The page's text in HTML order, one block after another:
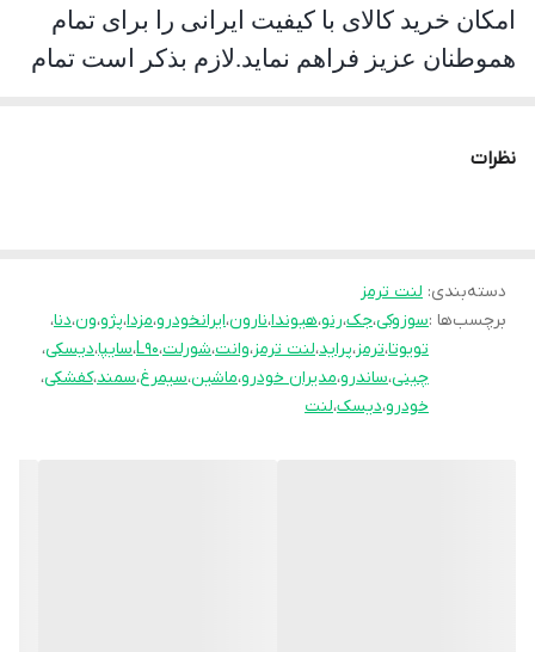
امکان خرید کالای با کیفیت ایرانی را برای تمام
هموطنان عزیز فراهم نماید.لازم بذکر است تمام
نوآوری فرمولاسیون جدید محصول فوق را با نام
تولید شده موفق به جلب رضایت حداکثری
کاربران شده است به طوری پیمایش و عمر مفید
آن قابل قبول است و در زمان استفاده به هیچ
عنوان سوت نمی کشد و از همه مهمتر اینکه
نظرات
دسته‌بندی: لنت ترمز
برچسب‌ها :سوزوکی،جک،رنو،هیوندا،نارون،ایرانخودرو،مزدا،پژو،ون،دنا،
تویوتا،ترمز،پراید،لنت ترمز،وانت،شورلت،L90،سایپا،دیسکی،
چینی،ساندرو،مدیران خودرو،ماشین،سیمرغ،سمند،کفشکی،
خودرو،دیسک،لنت